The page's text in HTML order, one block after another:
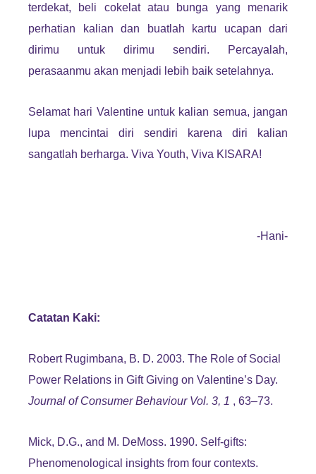
terdekat, beli cokelat atau bunga yang menarik
perhatian kalian dan buatlah kartu ucapan dari
dirimu untuk dirimu sendiri. Percayalah,
perasaanmu akan menjadi lebih baik setelahnya.
Selamat hari Valentine untuk kalian semua, jangan
lupa mencintai diri sendiri karena diri kalian
sangatlah berharga. Viva Youth, Viva KISARA!
-Hani-
Catatan Kaki:
Robert Rugimbana, B. D. 2003. The Role of Social
Power Relations in Gift Giving on Valentine’s Day.
Journal of Consumer Behaviour Vol. 3, 1 , 63–73.
Mick, D.G., and M. DeMoss. 1990. Self-gifts:
Phenomenological insights from four contexts.